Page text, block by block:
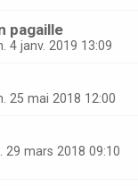
pagaille
4 janv. 2019 13:09
25 mai 2018 12:00
29 mars 2018 09:10